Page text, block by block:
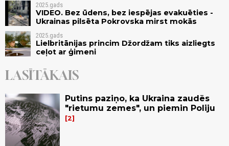
2025.gads
VIDEO. Bez ūdens, bez iespējas evakuēties -
Ukrainas pilsēta Pokrovska mirst mokās
2025.gads
Lielbritānijas princim Džordžam tiks aizliegts
ceļot ar ģimeni
LASĪTĀKAIS
Putins paziņo, ka Ukraina zaudēs
"rietumu zemes", un piemin Poliju
2